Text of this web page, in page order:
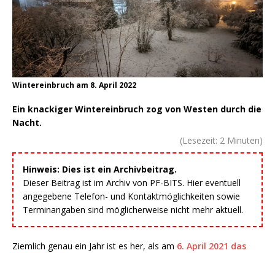
Wintereinbruch am 8. April 2022
Ein knackiger Wintereinbruch zog von Westen durch die
Nacht.
(Lesezeit: 2 Minuten)
Hinweis: Dies ist ein Archivbeitrag.
Dieser Beitrag ist im Archiv von PF-BITS. Hier eventuell
angegebene Telefon- und Kontaktmöglichkeiten sowie
Terminangaben sind möglicherweise nicht mehr aktuell.
Ziemlich genau ein Jahr ist es her, als am 6. April 2021 das